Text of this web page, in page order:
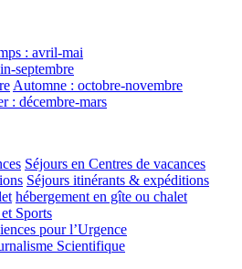
: avril-mai
septembre
Automne : octobre-novembre
: décembre-mars
Séjours en Centres de vacances
Séjours itinérants & expéditions
hébergement en gîte ou chalet
Sports
pour l’Urgence
Scientifique